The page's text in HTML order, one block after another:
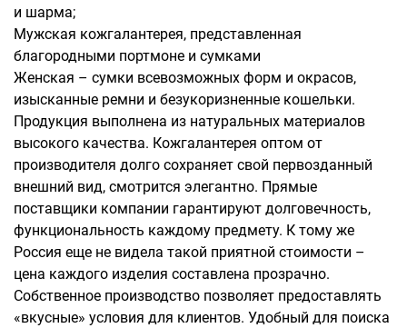
и шарма;
Мужская кожгалантерея, представленная
благородными портмоне и сумками
Женская – сумки всевозможных форм и окрасов,
изысканные ремни и безукоризненные кошельки.
Продукция выполнена из натуральных материалов
высокого качества. Кожгалантерея оптом от
производителя долго сохраняет свой первозданный
внешний вид, смотрится элегантно. Прямые
поставщики компании гарантируют долговечность,
функциональность каждому предмету. К тому же
Россия еще не видела такой приятной стоимости –
цена каждого изделия составлена прозрачно.
Собственное производство позволяет предоставлять
«вкусные» условия для клиентов. Удобный для поиска